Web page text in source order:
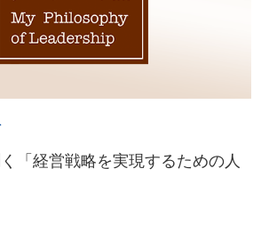
「経営戦略を実現するための人